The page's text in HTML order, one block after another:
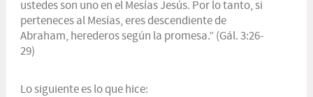
ustedes son uno en el Mesías Jesús. Por lo tanto, si
perteneces al Mesías, eres descendiente de
Abraham, herederos según la promesa.” (Gál. 3:26-
29)
Lo siguiente es lo que hice: